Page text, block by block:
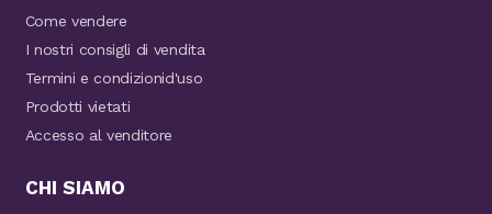
Come vendere
I nostri consigli di vendita
Termini e condizionid'uso
Prodotti vietati
Accesso al venditore
CHI SIAMO